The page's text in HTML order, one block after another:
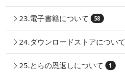
23.電子書籍について 58
24.ダウンロードストアについて
25.とらの恩返しについて 1